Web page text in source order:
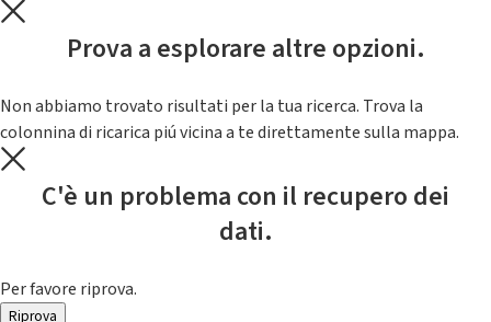
Prova a esplorare altre opzioni.
Non abbiamo trovato risultati per la tua ricerca. Trova la
colonnina di ricarica piú vicina a te direttamente sulla mappa.
C'è un problema con il recupero dei
dati.
Per favore riprova.
Riprova